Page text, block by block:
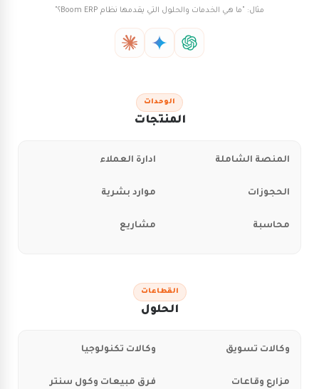
مثال: "ما هي الخدمات والحلول التي يقدمها نظام Boom ERP؟"
الوحدات
المنتجات
المنصة الشاملة ادارة العملاء
الحجوزات موارد بشرية
محاسبة مشاريع
القطاعات
الحلول
وكالات تسويق وكالات تكنولوجيا
مزارع وقاعات فرق مبيعات وكول سنتر